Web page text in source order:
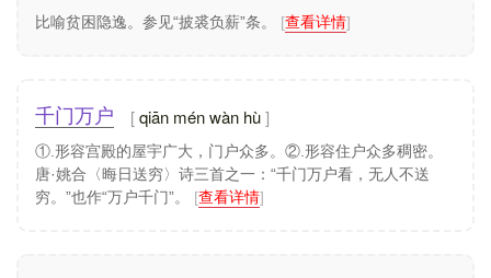
比喻贫困隐逸。参见“披裘负薪”条。 [查看详情]
千门万户 qiān mén wàn hù
①.形容宫殿的屋宇广大，门户众多。②.形容住户众多稠密。
唐·姚合〈晦日送穷〉诗三首之一：“千门万户看，无人不送
穷。”也作“万户千门”。 [查看详情]